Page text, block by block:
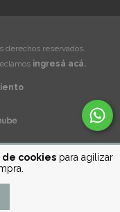
de cookiespara agilizar
derechos reservados.
ingresá acá.